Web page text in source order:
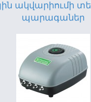
ակվարիումի
պարագաներ